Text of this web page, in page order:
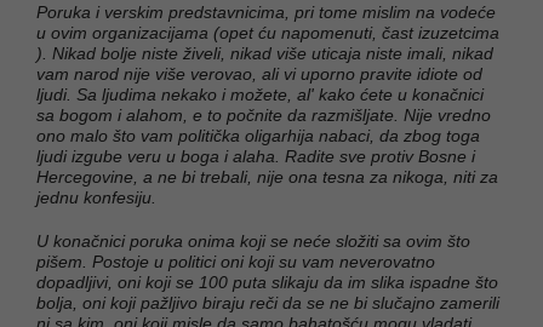
Poruka i verskim predstavnicima, pri tome mislim na vodeće
u ovim organizacijama (opet ću napomenuti, čast izuzetcima
). Nikad bolje niste živeli, nikad više uticaja niste imali, nikad
vam narod nije više verovao, ali vi uporno pravite idiote od
ljudi. Sa ljudima nekako i možete, al' kako ćete u konačnici
sa bogom i alahom, e to počnite da razmišljate. Nije vredno
ono malo što vam politička oligarhija nabaci, da zbog toga
ljudi izgube veru u boga i alaha. Radite sve protiv Bosne i
Hercegovine, a ne bi trebali, nije ona tesna za nikoga, niti za
jednu konfesiju.
U konačnici poruka onima koji se neće složiti sa ovim što
pišem. Postoje u politici oni koji su vam neverovatno
dopadljivi, oni koji se 100 puta slikaju da im slika ispadne što
bolja, oni koji pažljivo biraju reči da se ne bi slučajno zamerili